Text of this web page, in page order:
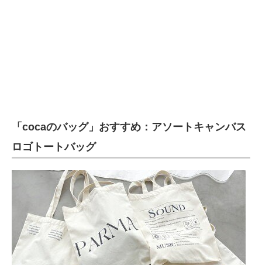
「cocaのバッグ」おすすめ：アソートキャンバス
ロゴトートバッグ